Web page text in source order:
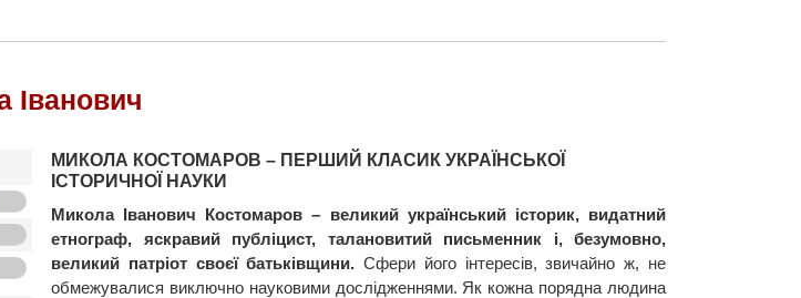
Іванович
МИКОЛА КОСТОМАРОВ – ПЕРШИЙ КЛАСИК УКРАЇНСЬКОЇ
ІСТОРИЧНОЇ НАУКИ
Микола Іванович Костомаров – великий український історик, видатний
етнограф, яскравий публіцист, талановитий письменник і, безумовно,
великий патріот своєї батьківщини. Сфери його інтересів, звичайно ж, не
обмежувалися виключно науковими дослідженнями. Як кожна порядна людина